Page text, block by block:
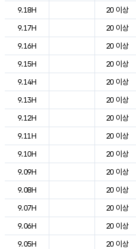
9.18H
20 이상
9.17H
20 이상
9.16H
20 이상
9.15H
20 이상
9.14H
20 이상
9.13H
20 이상
9.12H
20 이상
9.11H
20 이상
9.10H
20 이상
9.09H
20 이상
9.08H
20 이상
9.07H
20 이상
9.06H
20 이상
9.05H
20 이상